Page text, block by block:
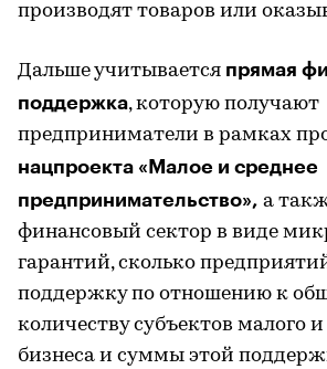
производят товаров или
Дальше учитывается прямая
поддержка, которую получают
предприниматели в рамках
нацпроекта «Малое и среднее
предпринимательство», а
финансовый сектор в виде
гарантий, сколько
поддержку по отношению к
количеству субъектов малого и
бизнеса и суммы этой